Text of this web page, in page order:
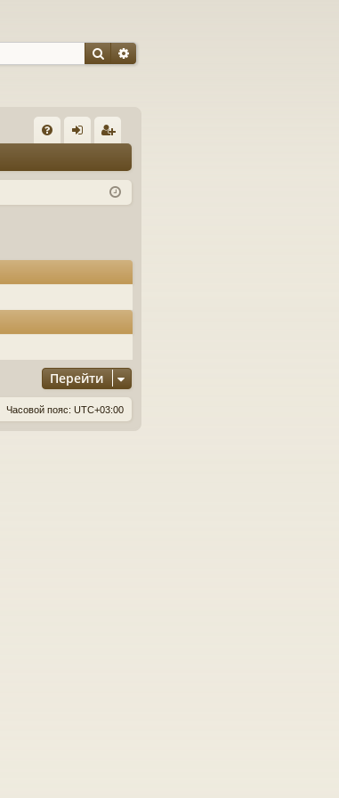
ПоискРасширенный поиск
Q д ис
ия
Перейти
Часовой пояс: UTC+03:00